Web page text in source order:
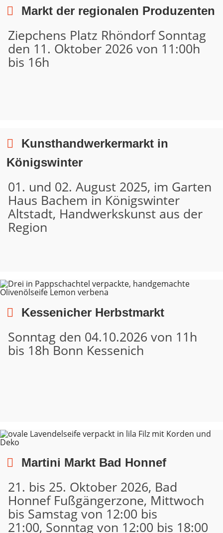
Markt der regionalen Produzenten
Ziepchens Platz Rhöndorf Sonntag
den 11. Oktober 2026 von 11:00h
bis 16h
Kunsthandwerkermarkt in
Königswinter
01. und 02. August 2025, im Garten
Haus Bachem in Königswinter
Altstadt, Handwerkskunst aus der
Region
Kessenicher Herbstmarkt
Sonntag den 04.10.2026 von 11h
bis 18h Bonn Kessenich
Martini Markt Bad Honnef
21. bis 25. Oktober 2026, Bad
Honnef Fußgängerzone, Mittwoch
bis Samstag von 12:00 bis
21:00, Sonntag von 12:00 bis 18:00